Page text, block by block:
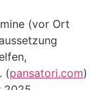
(vor Ort
(pansatori.com)